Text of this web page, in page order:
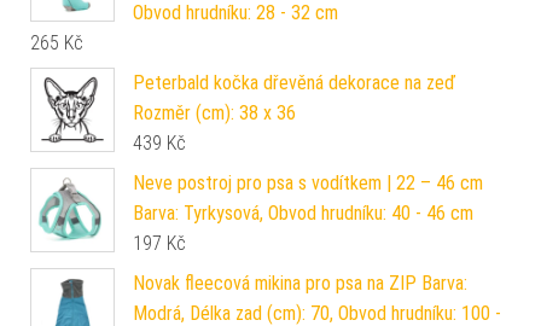
Obvod hrudníku: 28 - 32 cm
265 Kč
Peterbald kočka dřevěná dekorace na zeď
Rozměr (cm): 38 x 36
439 Kč
Neve postroj pro psa s vodítkem | 22 – 46 cm
Barva: Tyrkysová, Obvod hrudníku: 40 - 46 cm
197 Kč
Novak fleecová mikina pro psa na ZIP Barva:
Modrá, Délka zad (cm): 70, Obvod hrudníku: 100 -